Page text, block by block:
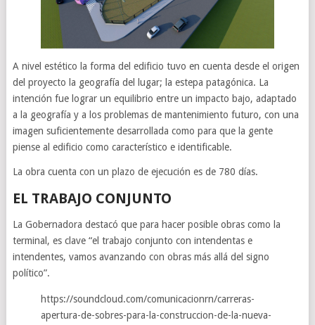
A nivel estético la forma del edificio tuvo en cuenta desde el origen
del proyecto la geografía del lugar; la estepa patagónica. La
intención fue lograr un equilibrio entre un impacto bajo, adaptado
a la geografía y a los problemas de mantenimiento futuro, con una
imagen suficientemente desarrollada como para que la gente
piense al edificio como característico e identificable.
La obra cuenta con un plazo de ejecución es de 780 días.
EL TRABAJO CONJUNTO
La Gobernadora destacó que para hacer posible obras como la
terminal, es clave “el trabajo conjunto con intendentas e
intendentes, vamos avanzando con obras más allá del signo
político”.
https://soundcloud.com/comunicacionrn/carreras-
apertura-de-sobres-para-la-construccion-de-la-nueva-